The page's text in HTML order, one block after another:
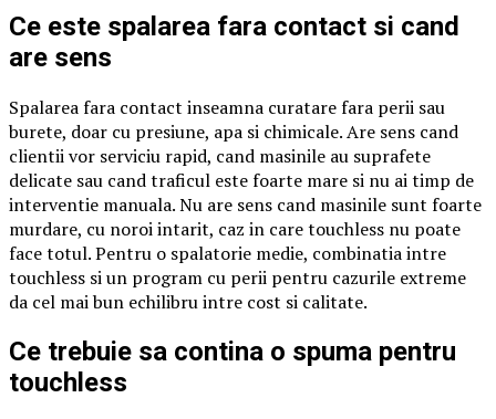
Ce este spalarea fara contact si cand
are sens
Spalarea fara contact inseamna curatare fara perii sau
burete, doar cu presiune, apa si chimicale. Are sens cand
clientii vor serviciu rapid, cand masinile au suprafete
delicate sau cand traficul este foarte mare si nu ai timp de
interventie manuala. Nu are sens cand masinile sunt foarte
murdare, cu noroi intarit, caz in care touchless nu poate
face totul. Pentru o spalatorie medie, combinatia intre
touchless si un program cu perii pentru cazurile extreme
da cel mai bun echilibru intre cost si calitate.
Ce trebuie sa contina o spuma pentru
touchless